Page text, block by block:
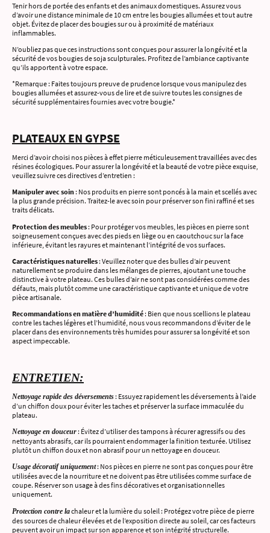
Tenir hors de portée des enfants et des animaux domestiques. Assurez vous
d’avoir une distance minimale de 10 cm entre les bougies allumées et tout autre
objet. Évitez de placer des bougies sur ou à proximité de matériaux
inflammables.
N’oubliez pas que ces instructions sont conçues pour assurer la longévité et la
sécurité de vos bougies de soja sculpturales. Profitez de l’ambiance captivante
qu’ils apportent à votre espace.
*Remarque : Faites toujours preuve de prudence lorsque vous manipulez des
bougies allumées et assurez-vous de lire et de suivre toutes les consignes de
sécurité supplémentaires fournies avec votre bougie.*
PLATEAUX EN GYPSE
Merci d’avoir choisi nos pièces à effet pierre méticuleusement travaillées avec des
résines écologiques. Pour assurer la longévité et la beauté de votre pièce exquise,
veuillez suivre ces directives d’entretien :
Manipuler avec soin : Nos produits en pierre sont poncés à la main et scellés avec
la plus grande précision. Traitez-le avec soin pour préserver son fini raffiné et ses
traits délicats.
Protection des meubles : Pour protéger vos meubles, les pièces en pierre sont
soigneusement conçues avec des pieds en liège ou en caoutchouc sur la face
inférieure, évitant les rayures et maintenant l’intégrité de vos surfaces.
Caractéristiques naturelles : Veuillez noter que des bulles d’air peuvent
naturellement se produire dans les mélanges de pierres, ajoutant une touche
distinctive à votre plateau. Ces bulles d’air ne sont pas considérées comme des
défauts, mais plutôt comme une caractéristique captivante et unique de votre
pièce artisanale.
Recommandations en matière d’humidité : Bien que nous scellions le plateau
contre les taches légères et l’humidité, nous vous recommandons d’éviter de le
placer dans des environnements très humides pour assurer sa longévité et son
aspect impeccable.
ENTRETIEN:
Nettoyage rapide des déversements : Essuyez rapidement les déversements à l’aide
d’un chiffon doux pour éviter les taches et préserver la surface immaculée du
plateau.
Nettoyage en douceur : Évitez d’utiliser des tampons à récurer agressifs ou des
nettoyants abrasifs, car ils pourraient endommager la finition texturée. Utilisez
plutôt un chiffon doux et non abrasif pour un nettoyage en douceur.
Usage décoratif uniquement: Nos pièces en pierre ne sont pas conçues pour être
utilisées avec de la nourriture et ne doivent pas être utilisées comme surface de
coupe. Réserver son usage à des fins décoratives et organisationnelles
uniquement.
Protection contre lachaleur et la lumière du soleil : Protégez votre pièce de pierre
des sources de chaleur élevées et de l’exposition directe au soleil, car ces facteurs
peuvent avoir un impact sur son apparence et son intégrité structurelle.